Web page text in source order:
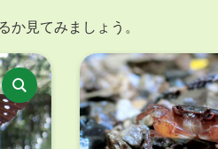
見てみましょう。